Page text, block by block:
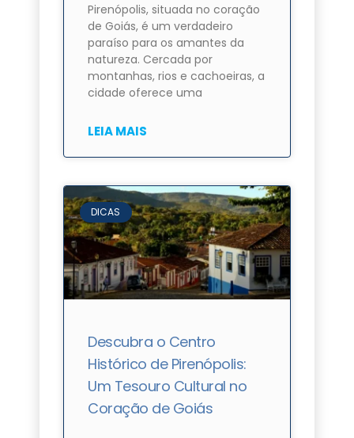
Pirenópolis, situada no coração
de Goiás, é um verdadeiro
paraíso para os amantes da
natureza. Cercada por
montanhas, rios e cachoeiras, a
cidade oferece uma
LEIA MAIS
DICAS
Descubra o Centro
Histórico de Pirenópolis:
Um Tesouro Cultural no
Coração de Goiás